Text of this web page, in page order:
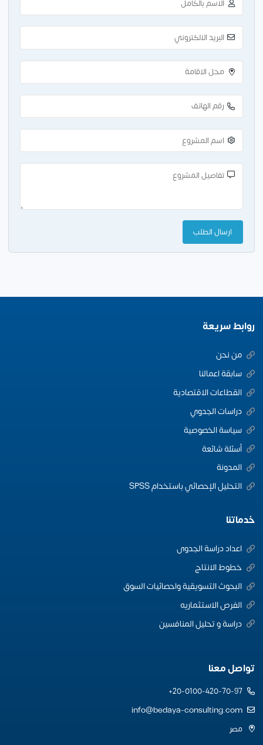
روابط سريعة
من نحن
سابقة اعمالنا
القطاعات الاقتصادية
دراسات الجدوي
سياسة الخصوصية
أسئلة شائعة
المدونة
التحليل الإحصائي باستخدام SPSS
خدماتنا
اعداد دراسة الجدوى
خطوط الانتاج
البحوث التسويقية واحصائيات السوق
الفرص الاستثماريه
دراسة و تحليل المنافسين
تواصل معنا
20-0100-420-70-97+
info@bedaya-consulting.com
مصر